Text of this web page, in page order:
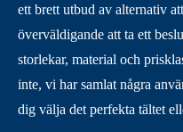
ett brett utbud av alternativ
överväldigande att ta ett
storlekar, material och
inte, vi har samlat några
dig välja det perfekta tältet